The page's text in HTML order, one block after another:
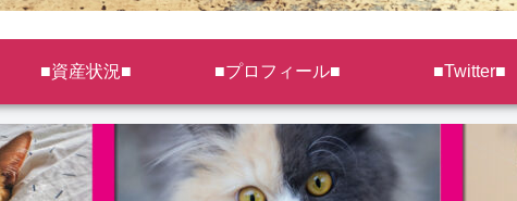
■資産状況■ ■プロフィール■ ■Twitter■